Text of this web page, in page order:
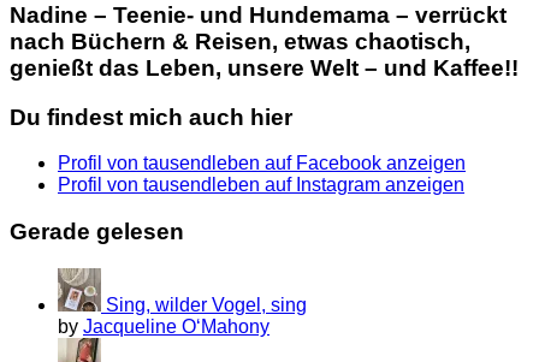
Nadine – Teenie- und Hundemama – verrückt
nach Büchern & Reisen, etwas chaotisch,
genießt das Leben, unsere Welt – und Kaffee!!
Du findest mich auch hier
Profil von tausendleben auf Facebook anzeigen
Profil von tausendleben auf Instagram anzeigen
Gerade gelesen
Sing, wilder Vogel, sing
by Jacqueline O‘Mahony